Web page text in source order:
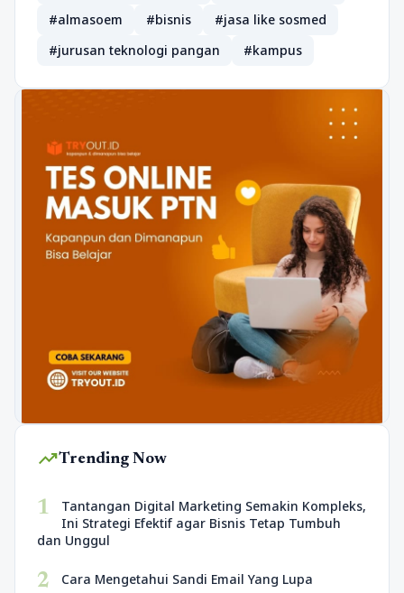
#almasoem
#bisnis
#jasa like sosmed
#jurusan teknologi pangan
#kampus
trending_upTrending Now
1
Tantangan Digital Marketing Semakin Kompleks,
Ini Strategi Efektif agar Bisnis Tetap Tumbuh
dan Unggul
2 Cara Mengetahui Sandi Email Yang Lupa